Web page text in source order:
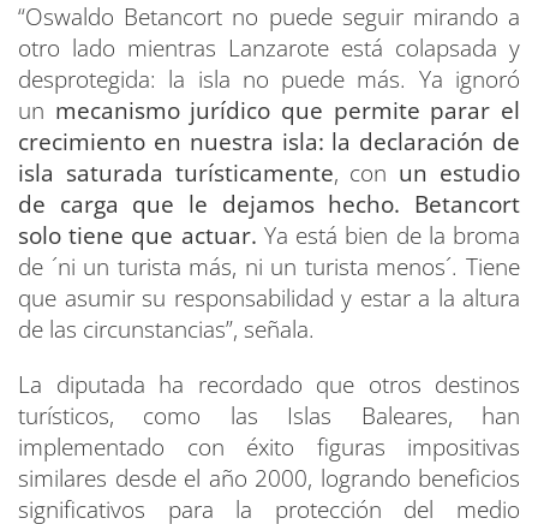
“Oswaldo Betancort no puede seguir mirando a
otro lado mientras Lanzarote está colapsada y
desprotegida: la isla no puede más. Ya ignoró
un mecanismo jurídico que permite parar el
crecimiento en nuestra isla: la declaración de
isla saturada turísticamente, con un estudio
de carga que le dejamos hecho. Betancort
solo tiene que actuar. Ya está bien de la broma
de ´ni un turista más, ni un turista menos´. Tiene
que asumir su responsabilidad y estar a la altura
de las circunstancias”, señala.
La diputada ha recordado que otros destinos
turísticos, como las Islas Baleares, han
implementado con éxito figuras impositivas
similares desde el año 2000, logrando beneficios
significativos para la protección del medio